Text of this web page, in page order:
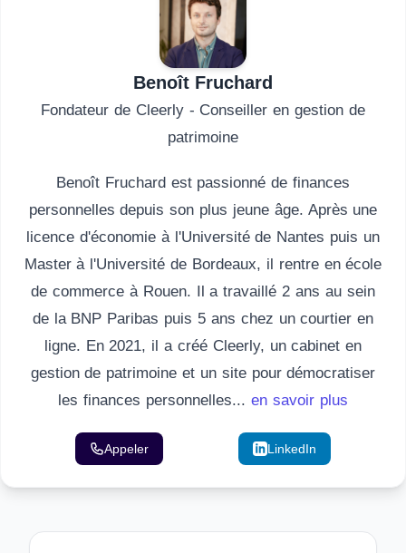
Benoît Fruchard
Fondateur de Cleerly - Conseiller en gestion de
patrimoine
Benoît Fruchard est passionné de finances
personnelles depuis son plus jeune âge. Après une
licence d'économie à l'Université de Nantes puis un
Master à l'Université de Bordeaux, il rentre en école
de commerce à Rouen. Il a travaillé 2 ans au sein
de la BNP Paribas puis 5 ans chez un courtier en
ligne. En 2021, il a créé Cleerly, un cabinet en
gestion de patrimoine et un site pour démocratiser
les finances personnelles... en savoir plus
Appeler LinkedIn